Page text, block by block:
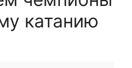
катанию